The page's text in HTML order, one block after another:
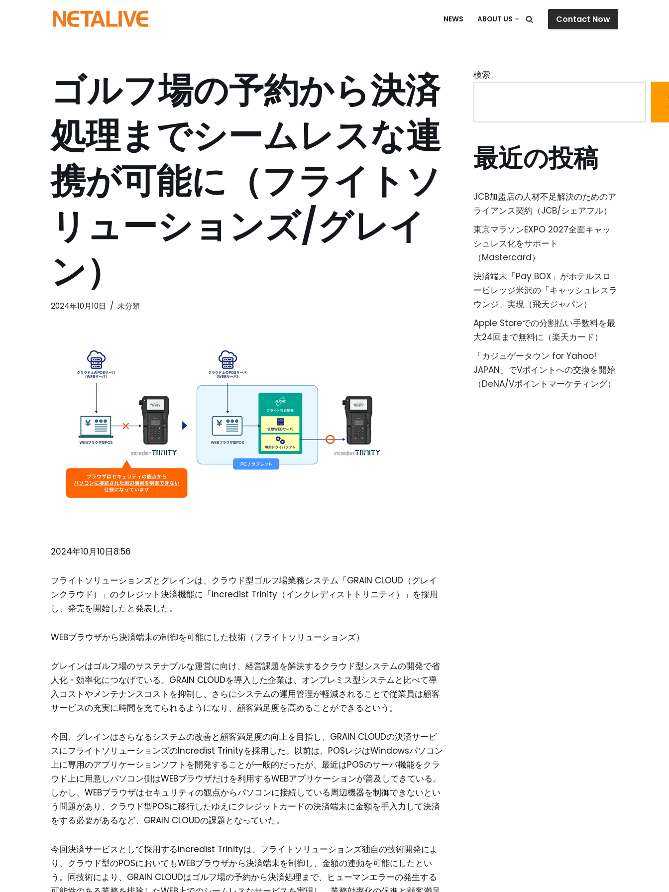
NEWS ABOUT US Contact Now
ゴルフ場の予約から決済
処理までシームレスな連
携が可能に（フライトソ
リューションズ/グレイ
ン）
2024年10月10日 未分類
2024年10月10日8:56
フライトソリューションズとグレインは、クラウド型ゴルフ場業務システム「GRAIN CLOUD（グレイ
ンクラウド）」のクレジット決済機能に「Incredist Trinity（インクレディストトリニティ）」を採用
し、発売を開始したと発表した。
WEBブラウザから決済端末の制御を可能にした技術（フライトソリューションズ）
グレインはゴルフ場のサステナブルな運営に向け、経営課題を解決するクラウド型システムの開発で省
人化・効率化につなげている。GRAIN CLOUDを導入した企業は、オンプレミス型システムと比べて導
入コストやメンテナンスコストを抑制し、さらにシステムの運用管理が軽減されることで従業員は顧客
サービスの充実に時間を充てられるようになり、顧客満足度を高めることができるという。
今回、グレインはさらなるシステムの改善と顧客満足度の向上を目指し、GRAIN CLOUDの決済サービ
スにフライトソリューションズのIncredist Trinityを採用した。以前は、POSレジはWindowsパソコン
上に専用のアプリケーションソフトを開発することが一般的だったが、最近はPOSのサーバ機能をクラ
ウド上に用意しパソコン側はWEBブラウザだけを利用するWEBアプリケーションが普及してきている。
しかし、WEBブラウザはセキュリティの観点からパソコンに接続している周辺機器を制御できないとい
う問題があり、クラウド型POSに移行したゆえにクレジットカードの決済端末に金額を手入力して決済
をする必要があるなど、GRAIN CLOUDの課題となっていた。
今回決済サービスとして採用するIncredist Trinityは、フライトソリューションズ独自の技術開発によ
り、クラウド型のPOSにおいてもWEBブラウザから決済端末を制御し、金額の連動を可能にしたとい
う。同技術により、GRAIN CLOUDはゴルフ場の予約から決済処理まで、ヒューマンエラーの発生する
検索
最近の投稿
JCB加盟店の人材不足解決のためのア
ライアンス契約（JCB/シェアフル）
東京マラソンEXPO 2027全面キャッ
シュレス化をサポート
（Mastercard）
決済端末「Pay BOX」がホテルスロ
ービレッジ米沢の「キャッシュレスラ
ウンジ」実現（飛天ジャパン）
Apple Storeでの分割払い手数料を最
大24回まで無料に（楽天カード）
「カジュゲータウン for Yahoo!
JAPAN」でVポイントへの交換を開始
（DeNA/Vポイントマーケティング）